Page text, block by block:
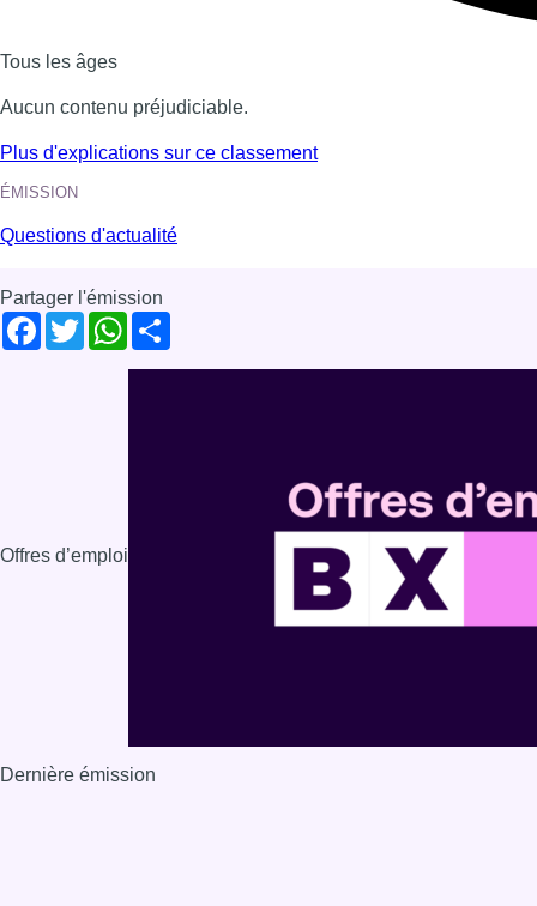
Tous les âges
Aucun contenu préjudiciable.
Plus d'explications sur ce classement
ÉMISSION
Questions d'actualité
Partager l'émission
Facebook
TwitterWhatsApp
Offres d’emploi
Dernière émission